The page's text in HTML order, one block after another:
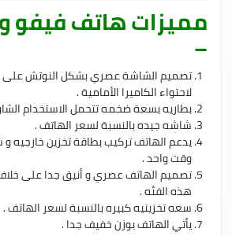
–
تصميم الشاشة عصري بشكل النوتش
لاحتواء الكاميرا الأمامية .
بطاريه بسعة ضخمه تتحمل الاستخدام
شاشه جيده بالنسبة لسعر الهاتف .
يدعم الهاتف تركيب بطاقة تخزين خارجيه
وقت واحد .
تصميم الهاتف عصري و أنيق جدا على
هذه الفئه .
سعه تخزينيه كبيره بالنسبة لسعر الهاتف .
يأتي الهاتف بوزن خفيف جدا .